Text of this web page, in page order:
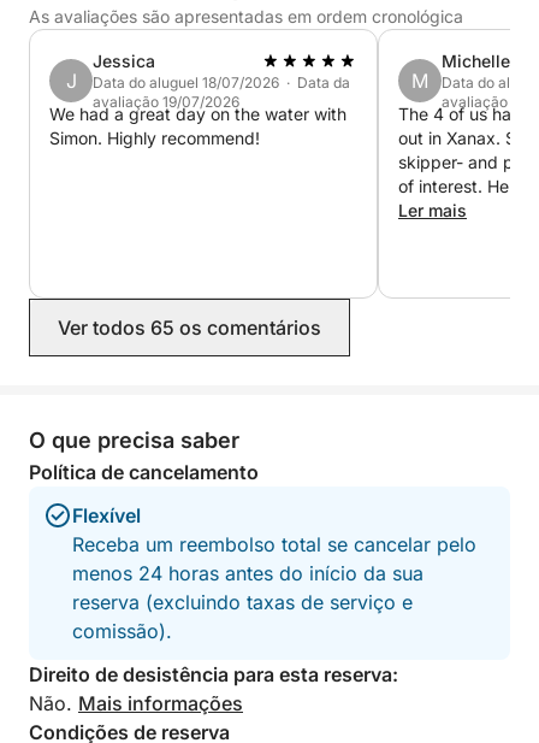
As avaliações são apresentadas em ordem cronológica
J
Jessica
Data do aluguel 18/07/2026 · Data da
avaliação 19/07/2026
We had a great day on the water with
Simon. Highly recommend!
M
Michelle
Data do
avaliação 05/
The 4 of us had a most wonderful day
out in Xanax.
skipper- and
of interest. He
some fabulous
Ler mais
Ver todos 65 os comentários
O que precisa saber
Política de cancelamento
Flexível
Receba um reembolso total se cancelar pelo
menos 24 horas antes do início da sua
reserva (excluindo taxas de serviço e
comissão).
Direito de desistência para esta reserva:
Não. Mais informações
Condições de reserva